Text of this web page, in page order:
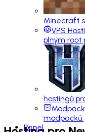
Minecraft
VPS
plným root
hostingů
modpacků.
Panel